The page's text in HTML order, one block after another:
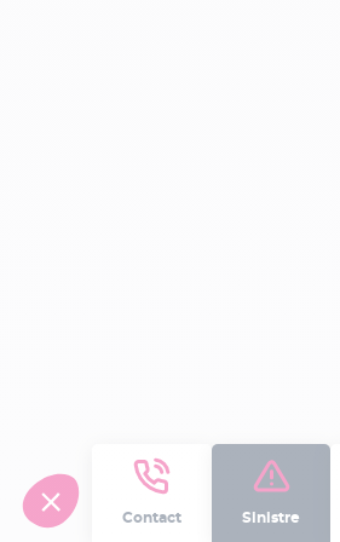
Contact Sinistre
Attentats et actes de